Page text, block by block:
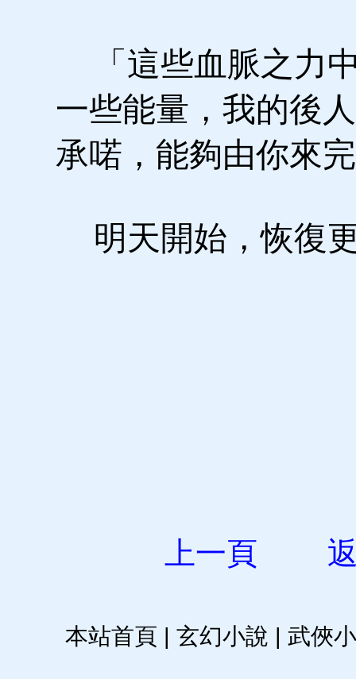
「這些血脈之力
一些能量，我的後
承喏，能夠由你來
明天開始，恢復
上一頁
本站首頁 | 玄幻小說 | 武俠